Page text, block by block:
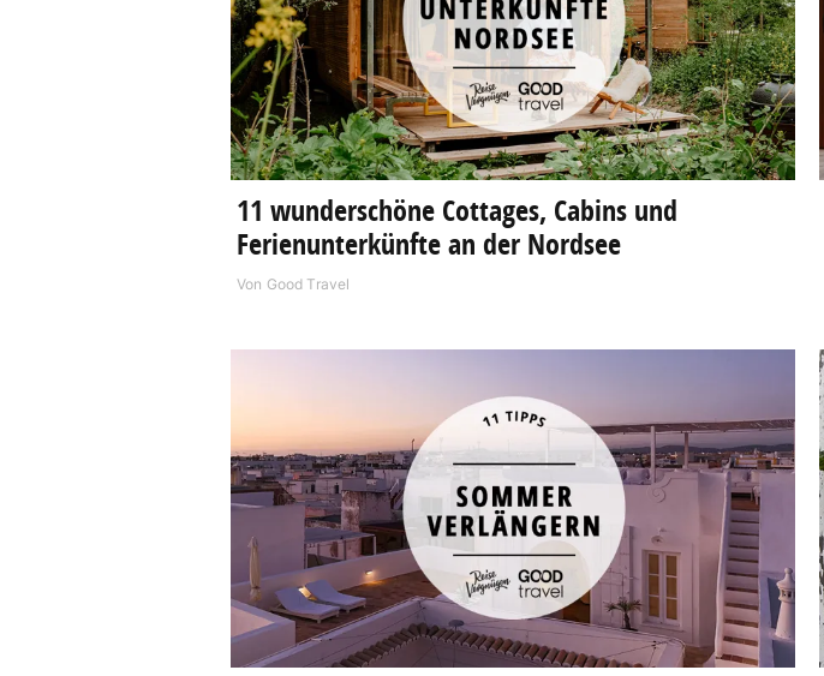
11 wunderschöne Cottages, Cabins und
Ferienunterkünfte an der Nordsee
Von Good Travel